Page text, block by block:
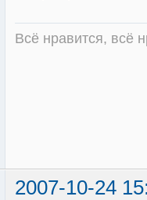
Всё нравится, всё
2007-10-24